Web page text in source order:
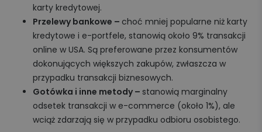
karty kredytowej.
Przelewy bankowe – choć mniej popularne niż karty
kredytowe i e-portfele, stanowią około 9% transakcji
online w USA. Są preferowane przez konsumentów
dokonujących większych zakupów, zwłaszcza w
przypadku transakcji biznesowych.
Gotówka i inne metody – stanowią marginalny
odsetek transakcji w e-commerce (około 1%), ale
wciąż zdarzają się w przypadku odbioru osobistego.